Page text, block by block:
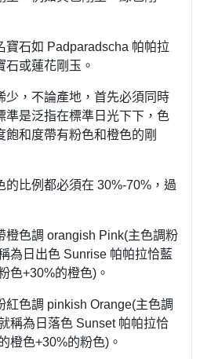
寶石如 Padparadscha 帕帕拉
或蓮花剛玉。
少，不論產地，首先必須同時
準是泛指在標準日光下下，色
和度帶有粉色和橙色的剛
的比例都必須在 30%-70%，過
橙色調 orangish Pink(主色調粉
為日出色 Sunrise 帕帕拉恰藍
色+30%的橙色)。
紅色調 pinkish Orange(主色調
稱為日落色 Sunset 帕帕拉恰
橙色+30%的粉色)。